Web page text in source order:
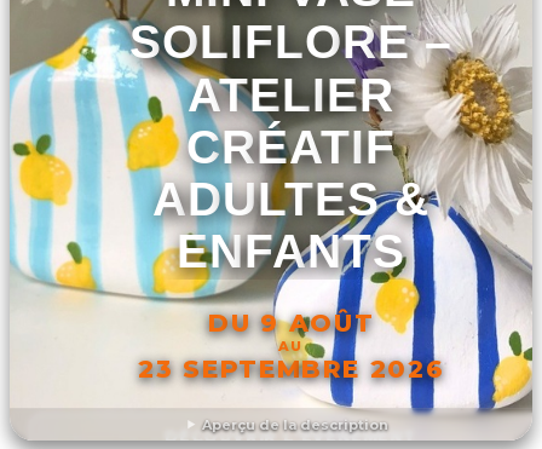
Aperçu de la description
SOLIFLORE –
ATELIER
CRÉATIF
ADULTES &
ENFANTS
DU 9 AOÛT
AU
23 SEPTEMBRE 2026
DÉCOUVRIR L'ÉVÉNEMENT